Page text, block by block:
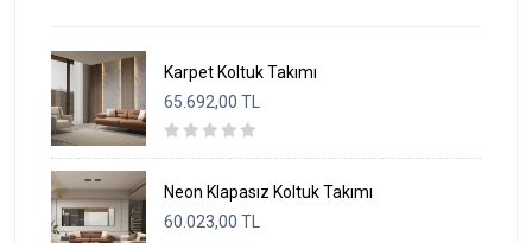
Karpet Koltuk Takımı
65.692,00 TL
Neon Klapasız Koltuk Takımı
60.023,00 TL